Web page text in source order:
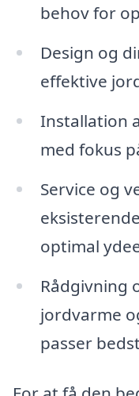
behov for
Design og
effektive
Installation
med fokus
Service og
optimal
Rådgivning
jordvarme
passer